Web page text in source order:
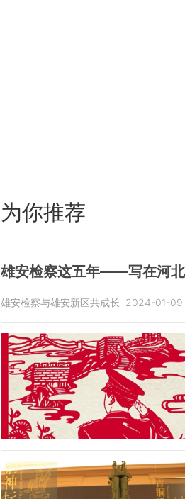
为你推荐
雄安检察这五年——写在河北
雄安检察与雄安新区共成长 2024-01-09